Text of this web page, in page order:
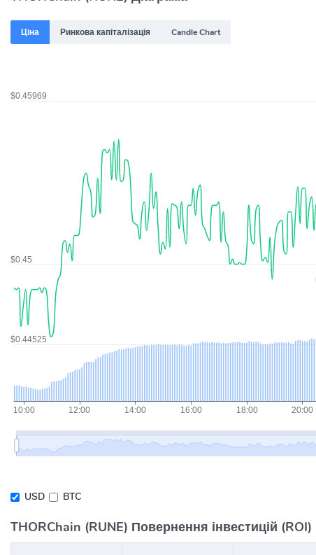
Ціна Ринкова капіталізація Candle Chart
USD BTC
THORChain (RUNE) Повернення інвестицій (ROI)